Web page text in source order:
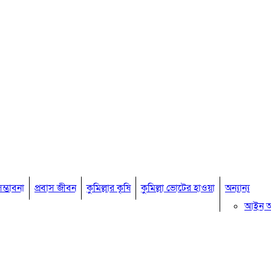
প্রবাস জীবন কুমিল্লার কৃষি কুমিল্লা ভোটের হাওয়া
অন্যান্য
আইন